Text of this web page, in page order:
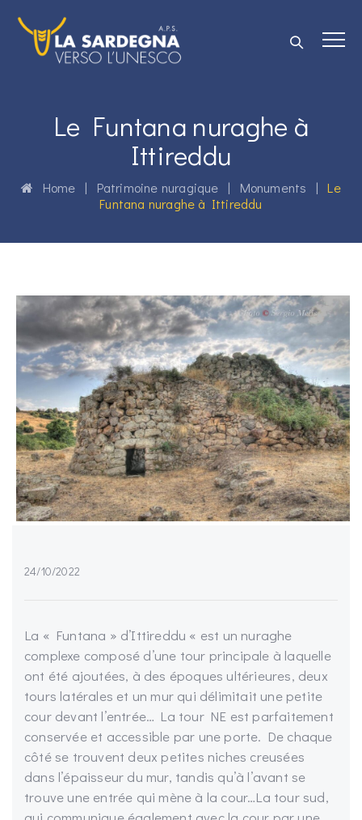
Le Funtana nuraghe à
Ittireddu
Home | Patrimoine nuragique | Monuments |Le
Funtana nuraghe à Ittireddu
24/10/2022
La « Funtana » d’Ittireddu « est un nuraghe
complexe composé d’une tour principale à laquelle
ont été ajoutées, à des époques ultérieures, deux
tours latérales et un mur qui délimitait une petite
cour devant l’entrée… La tour NE est parfaitement
conservée et accessible par une porte. De chaque
côté se trouvent deux petites niches creusées
dans l’épaisseur du mur, tandis qu’à l’avant se
trouve une entrée qui mène à la cour…La tour sud,